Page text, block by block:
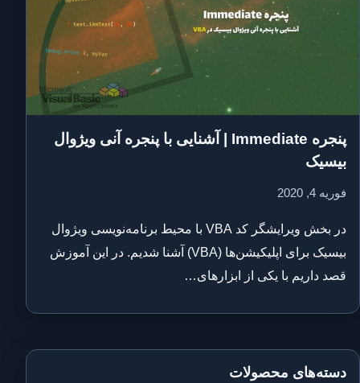
پنجره Immediate | آشنایی با پنجره آنی ویژوال
بیسیک
فوریه 4, 2020
در بخش ویرایشگر کد VBA با محیط برنامه‌نویسی ویژوال
بیسیک برای اپلیکیشن‌ها (VBA) آشنا شدیم. در این آموزش
قصد داریم با یکی از ابزارهای…
دسته‌های محصولات